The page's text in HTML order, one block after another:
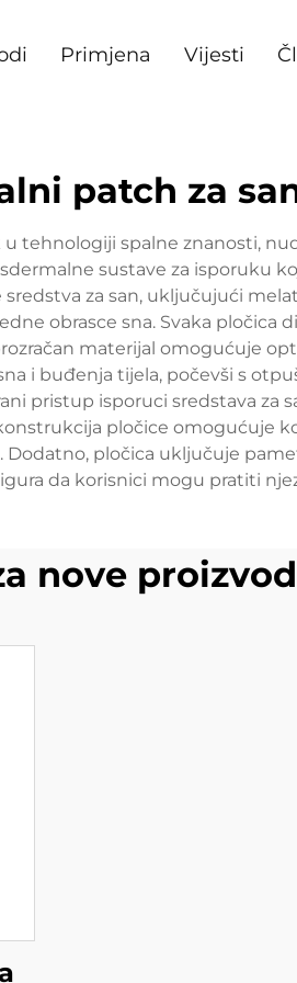
Primjena Vijesti
patch za
tehnologiji spalne znanosti,
sustave za isporuku
za san, uključujući
obrasce sna. Svaka pločica
materijal omogućuje
i buđenja tijela, počevši s
pristup isporuci sredstava za
pločice omogućuje
pločica uključuje
da korisnici mogu pratiti
nove